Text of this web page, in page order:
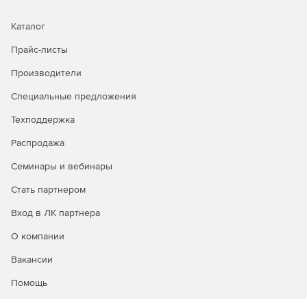
Каталог
Прайс-листы
Производители
Специальные предложения
Техподдержка
Распродажа
Семинары и вебинары
Стать партнером
Вход в ЛК партнера
О компании
Вакансии
Помощь